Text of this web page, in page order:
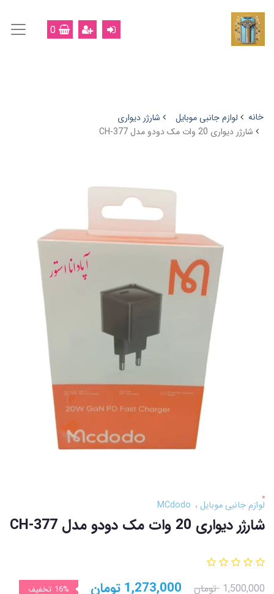
0
خانه لوازم جانبی موبایل
شارژر دیواری
شارژر دیواری 20 وات مک دودو مدل CH-377
لوازم جانبی موبایل MCdodo
شارژر دیواری 20 وات مک دودو مدل CH-377
1,500,000 تومان 1,273,000 تومان 16% تخفیف